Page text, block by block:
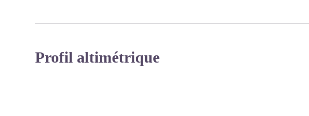
Profil altimétrique